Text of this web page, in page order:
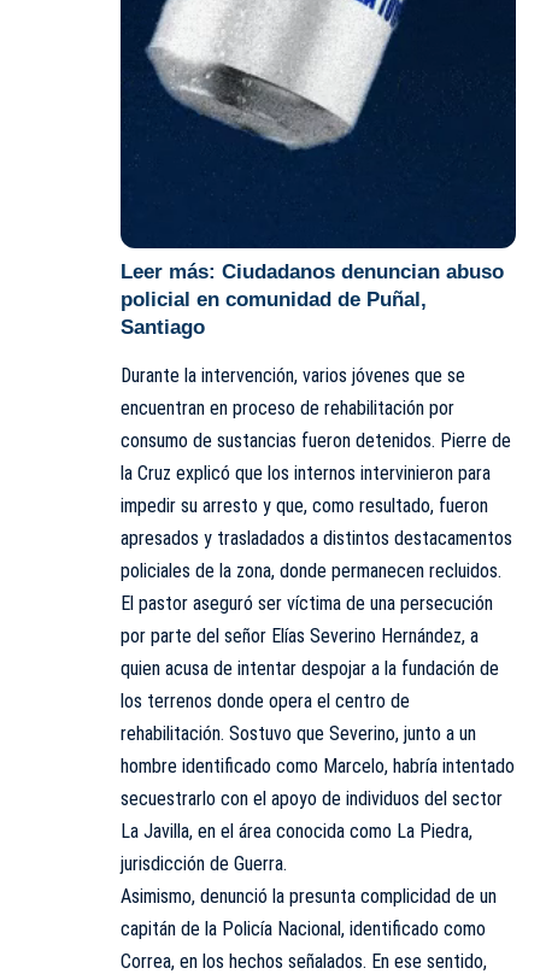
Leer más: Ciudadanos denuncian abuso
policial en comunidad de Puñal,
Santiago
Durante la intervención, varios jóvenes que se
encuentran en proceso de rehabilitación por
consumo de sustancias fueron detenidos. Pierre de
la Cruz explicó que los internos intervinieron para
impedir su arresto y que, como resultado, fueron
apresados y trasladados a distintos destacamentos
policiales de la zona, donde permanecen recluidos.
El pastor aseguró ser víctima de una persecución
por parte del señor Elías Severino Hernández, a
quien acusa de intentar despojar a la fundación de
los terrenos donde opera el centro de
rehabilitación. Sostuvo que Severino, junto a un
hombre identificado como Marcelo, habría intentado
secuestrarlo con el apoyo de individuos del sector
La Javilla, en el área conocida como La Piedra,
jurisdicción de Guerra.
Asimismo, denunció la presunta complicidad de un
capitán de la Policía Nacional, identificado como
Correa, en los hechos señalados. En ese sentido,